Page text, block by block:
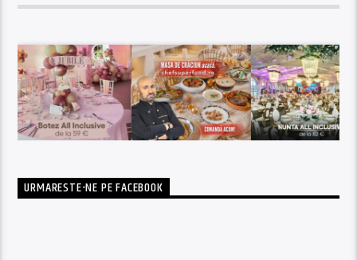
URMARESTE-NE PE FACEBOOK